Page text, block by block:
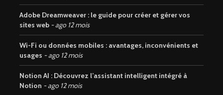
Adobe Dreamweaver : le guide pour créer et gérer vos
sites web
ago 12 mois
Wi-Fi ou données mobiles : avantages, inconvénients et
usages
ago 12 mois
Notion AI : Découvrez l’assistant intelligent intégré à
Notion
ago 12 mois